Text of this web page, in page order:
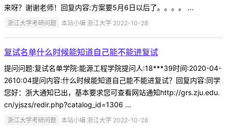
来呀？谢谢老师！回复内容:方案要5月6日以后了。。。。 ...
浙江大学考研问题 本站小编 浙江大学 2022-10-28
复试名单什么时候能知道自己能不能进复试
提问问题:复试名单学院:能源工程学院提问人:18***39时间:2020-04-
2610:04提问内容:什么时候能知道自己能不能进复试？回复内容:同学
您好：浙大通知已出，基本要求您可查看网站通知http://grs.zju.edu.
cn/yjszs/redir.php?catalog_id=1306 ...
浙江大学考研问题 本站小编 浙江大学 2022-10-28